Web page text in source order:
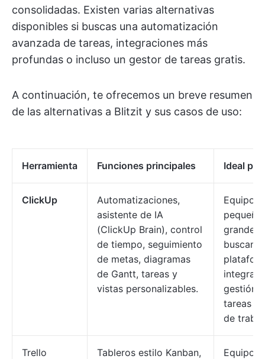
consolidadas. Existen varias alternativas
disponibles si buscas una automatización
avanzada de tareas, integraciones más
profundas o incluso un gestor de tareas gratis.
A continuación, te ofrecemos un breve resumen
de las alternativas a Blitzit y sus casos de uso:
Herramienta Funciones principales Ideal
ClickUp
Automatizaciones,
asistente de IA
(ClickUp Brain), control
de tiempo, seguimiento
de metas, diagramas
de Gantt, tareas y
vistas personalizables.
Equipos
grandes
buscan
integral
gestión
tareas y
de
Trello
Tableros estilo Kanban,
Equipos